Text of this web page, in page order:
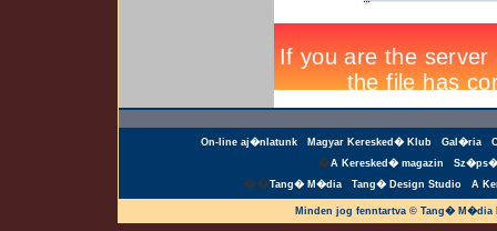
On-line aj�nlatunk Magyar Keresked� Klub Gal�ria
�A Keresked� magazin
��Tang� M�dia Tang� Design Studio A
Minden jog fenntartva © Tang�